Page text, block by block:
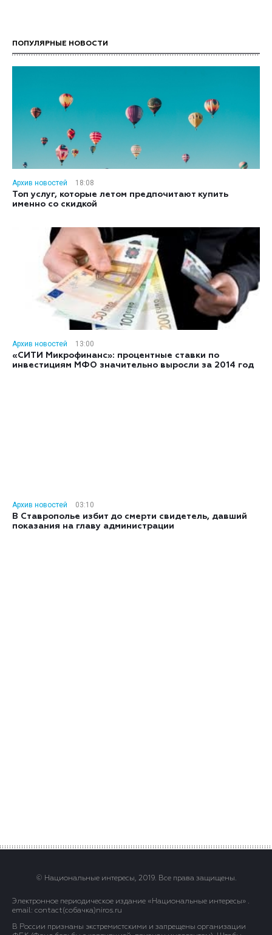
ПОПУЛЯРНЫЕ НОВОСТИ
Архив новостей
18:08
Топ услуг, которые летом предпочитают купить
именно со скидкой
Архив новостей
13:00
«СИТИ Микрофинанс»: процентные ставки по
инвестициям МФО значительно выросли за 2014 год
Архив новостей
03:10
В Ставрополье избит до смерти свидетель, давший
показания на главу администрации
© Национальные интересы, 2019. Все права защищены.
Электронное периодическое издание «Национальные интересы» .
email: contact(сoбaчка)niros.ru
В России признаны экстремистскими и запрещены организации